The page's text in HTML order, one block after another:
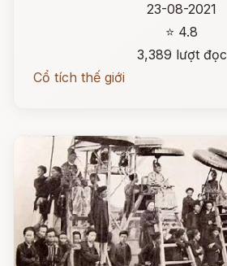
23-08-2021
⭐ 4.8
3,389 lượt đọc
Cổ tích thế giới